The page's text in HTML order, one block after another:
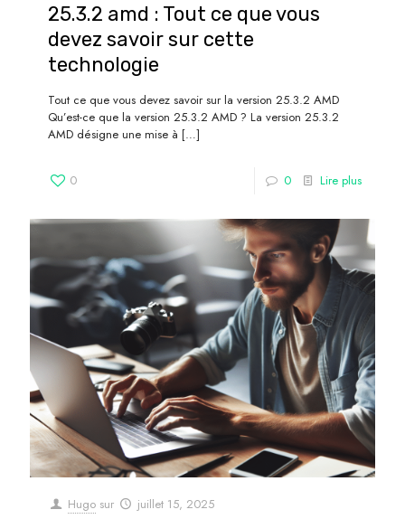
25.3.2 amd : Tout ce que vous
devez savoir sur cette
technologie
Tout ce que vous devez savoir sur la version 25.3.2 AMD
Qu’est-ce que la version 25.3.2 AMD ? La version 25.3.2
AMD désigne une mise à […]
0 0 Lire plus
Hugo sur juillet 15, 2025